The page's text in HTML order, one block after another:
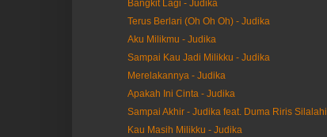
Bangkit Lagi - Judika
Terus Berlari (Oh Oh Oh) - Judika
Aku Milikmu - Judika
Sampai Kau Jadi Milikku - Judika
Merelakannya - Judika
Apakah Ini Cinta - Judika
Sampai Akhir - Judika feat. Duma Riris Silalahi
Kau Masih Milikku - Judika